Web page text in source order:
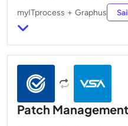
myITprocess + Graphus
Patch